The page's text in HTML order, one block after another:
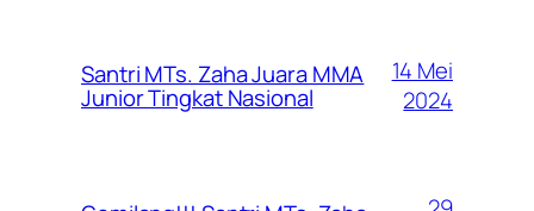
Santri MTs. Zaha Juara MMA
Junior Tingkat Nasional
14 Mei
2024